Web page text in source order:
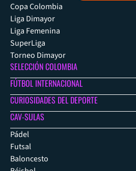
Copa Colombia
Liga Dimayor
Liga Femenina
SuperLiga
Torneo Dimayor
SELECCIÓN COLOMBIA
FÚTBOL INTERNACIONAL
CURIOSIDADES DEL DEPORTE
CAV-SULAS
Pádel
Futsal
Baloncesto